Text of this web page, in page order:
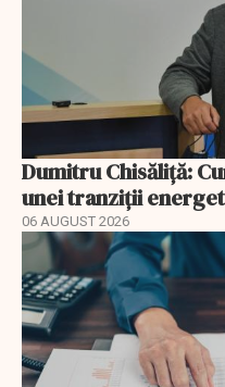
Dumitru Chisăliță:
unei tranziții
06 AUGUST 2026